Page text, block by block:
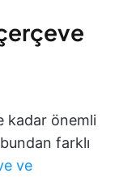
kadar önemli
farklı
ve